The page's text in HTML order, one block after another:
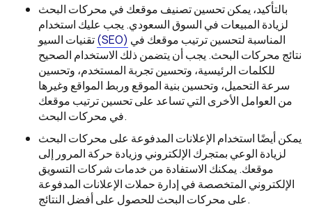
بالتأكيد، يمكن تحسين تصنيف موقعك في محركات البحث
لزيادة المبيعات في السوق السعودي. يجب عليك استخدام
(SEO)
نتائج محركات البحث. يجب أن يتضمن ذلك الاستخدام الصحيح
للكلمات الرئيسية، وتحسين تجربة المستخدم، وتحسين
سرعة التحميل، وتحسين بنية الموقع وربط المواقع وغيرها
من العوامل الأخرى التي تساعد على تحسين ترتيب موقعك
في محركات البحث.
يمكن أيضًا استخدام الإعلانات المدفوعة على محركات البحث
لزيادة الوعي بمتجرك الإلكتروني وزيادة حركة المرور إلى
موقعك. يمكنك الاستفادة من خدمات شركات التسويق
الإلكتروني المتخصصة في إدارة حملات الإعلانات المدفوعة
على محركات البحث للحصول على أفضل النتائج.